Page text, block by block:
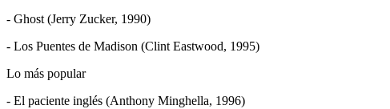
- Ghost (Jerry Zucker, 1990)
- Los Puentes de Madison (Clint Eastwood, 1995)
Lo más popular
- El paciente inglés (Anthony Minghella, 1996)